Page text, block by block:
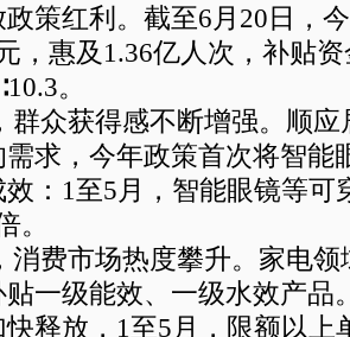
策红利。截至6月20日，
，惠及1.36亿人次，补贴
。
群众获得感不断增强。顺
求，今年政策首次将智能
：1至5月，智能眼镜等可
。
消费市场热度攀升。家电
贴一级能效、一级水效产品
释放，1至5月，限额以上